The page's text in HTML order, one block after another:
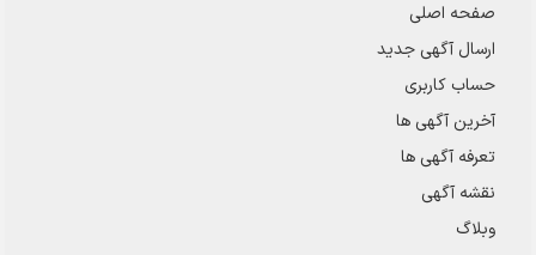
صفحه اصلی
ارسال‌ آگهی جدید
حساب کاربری
آخرین آگهی ها
تعرفه آگهی ها
نقشه آگهی
وبلاگ